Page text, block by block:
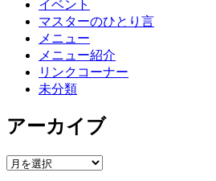
イベント
マスターのひとり言
メニュー
メニュー紹介
リンクコーナー
未分類
アーカイブ